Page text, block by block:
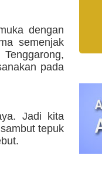
dengan
semenjak
pada
Jadi kita
tepuk